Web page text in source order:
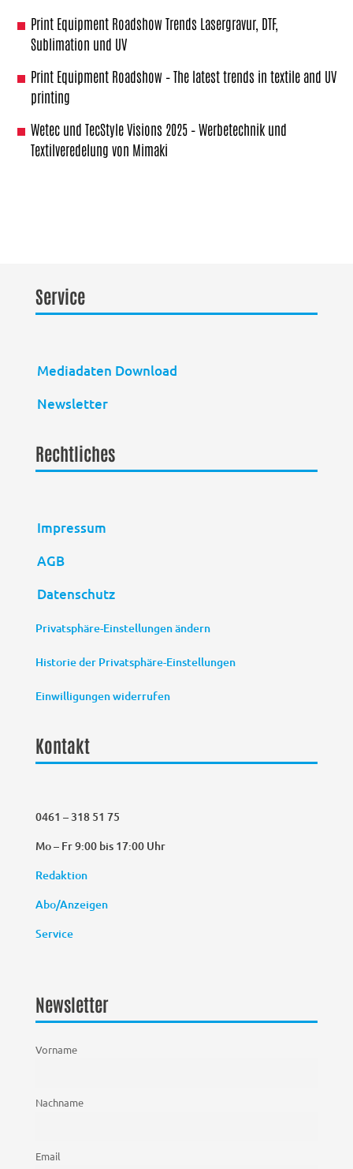
Print Equipment Roadshow Trends Lasergravur, DTF,
Sublimation und UV
Print Equipment Roadshow – The latest trends in textile and UV
printing
Wetec und TecStyle Visions 2025 – Werbetechnik und
Textilveredelung von Mimaki
Service
Mediadaten Download
Newsletter
Rechtliches
Impressum
AGB
Datenschutz
Privatsphäre-Einstellungen ändern
Historie der Privatsphäre-Einstellungen
Einwilligungen widerrufen
Kontakt
0461 – 318 51 75
Mo – Fr 9:00 bis 17:00 Uhr
Redaktion
Abo/Anzeigen
Service
Newsletter
Vorname
Nachname
Email